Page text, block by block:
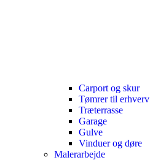
Carport og skur
Tømrer til erhverv
Træterrasse
Garage
Gulve
Vinduer og døre
Malerarbejde